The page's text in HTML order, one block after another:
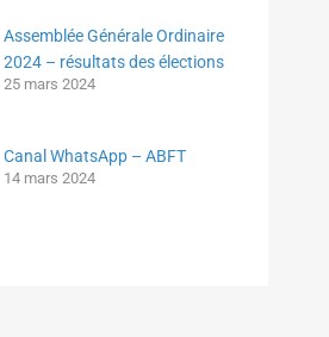
Assemblée Générale Ordinaire
2024 – résultats des élections
25 mars 2024
Canal WhatsApp – ABFT
14 mars 2024